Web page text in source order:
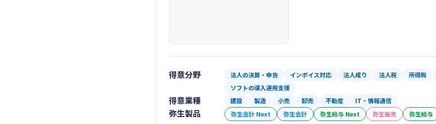
得意分野 法人の決算・申告 インボイス対応 法人成り 法人税 所得税
ソフトの導入運用支援
得意業種 建設 製造 小売 卸売 不動産 IT・情報通信
弥生製品 弥生会計 Next 弥生会計 弥生給与 Next 弥生販売 弥生給与